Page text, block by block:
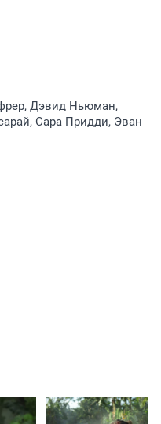
Дэвид Ньюман,
Сара Придди, Эван